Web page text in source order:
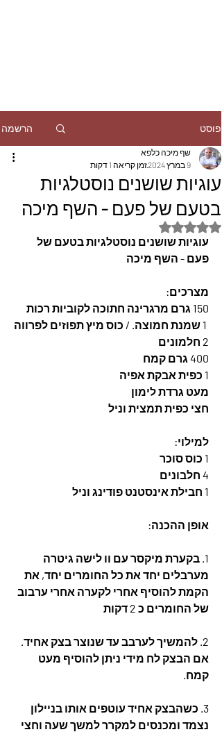
פוסט הרשמה
עוגיות שושנים נוסטלגיות
בטעם של פעם - השף מיכה
שף מיכה כלפא
9 במרץ 2024
זמן קריאה 1 דקות
דירוג של NaN מתוך 5 כוכבים
עוגיות שושנים נוסטלגיות בטעם של
פעם - השף מיכה
מצרכים:
150 גרם מרגרינה חתוכה לקוביות רכות
2 חלמונים
400 גרם קמח
1 כפית אבקת אפיה
מעט גרדת לימון
חצי כפית תמצית וניל
למילוי:
1 כוס סוכר
4 חלבונים
1 חבילת אינסטנט פודינג וניל
אופן ההכנה:
1. בקערת מיקסר עם וו לישה גיטרה
מערבלים יחד את כל החומרים יחד, את
הקמת להוסיף אחרי לקערה אחרי ערבוב
של החומרים כ 2 דקות
2. להמשיך לערבב עד שנוצר בצק אחיד.
אם הבצק לח מידי ניתן להוסיף מעט
קמח.
3. כשהבצק אחיד עוטפים אותו בניילון
נצמד ומכנסים למקרר למשך שעה וחצי